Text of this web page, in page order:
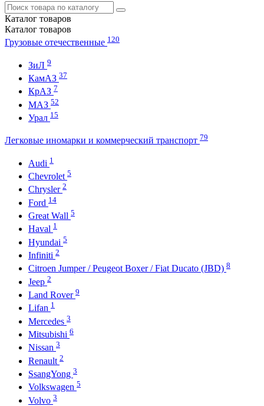
Каталог товаров
Каталог товаров
Грузовые отечественные 120
ЗиЛ 9
КамАЗ 37
КрАЗ 7
МАЗ 52
Урал 15
Легковые иномарки и коммерческий транспорт 79
Audi 1
Chevrolet 5
Chrysler 2
Ford 14
Great Wall 5
Haval 1
Hyundai 5
Infiniti 2
Citroen Jumper / Peugeot Boxer / Fiat Ducato (JBD) 8
Jeep 2
Land Rover 9
Lifan 1
Mercedes 3
Mitsubishi 6
Nissan 3
Renault 2
SsangYong 3
Volkswagen 5
Volvo 3